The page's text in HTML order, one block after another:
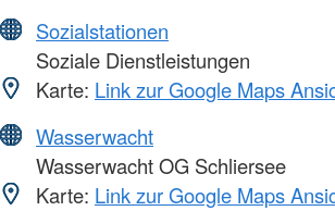
Sozialstationen
Soziale Dienstleistungen
Karte: Link zur Google Maps
Wasserwacht
Wasserwacht OG Schliersee
Karte: Link zur Google Maps